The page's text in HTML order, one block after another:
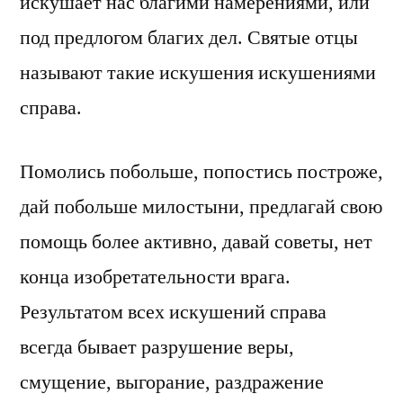
под предлогом благих дел. Святые отцы
называют такие искушения искушениями
справа.
Помолись побольше, попостись построже,
дай побольше милостыни, предлагай свою
помощь более активно, давай советы, нет
конца изобретательности врага.
Результатом всех искушений справа
всегда бывает разрушение веры,
смущение, выгорание, раздражение